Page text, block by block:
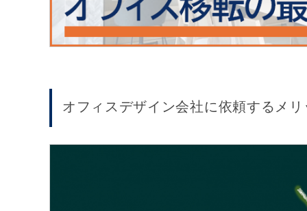
オフィスデザイン会社に依頼するメリ